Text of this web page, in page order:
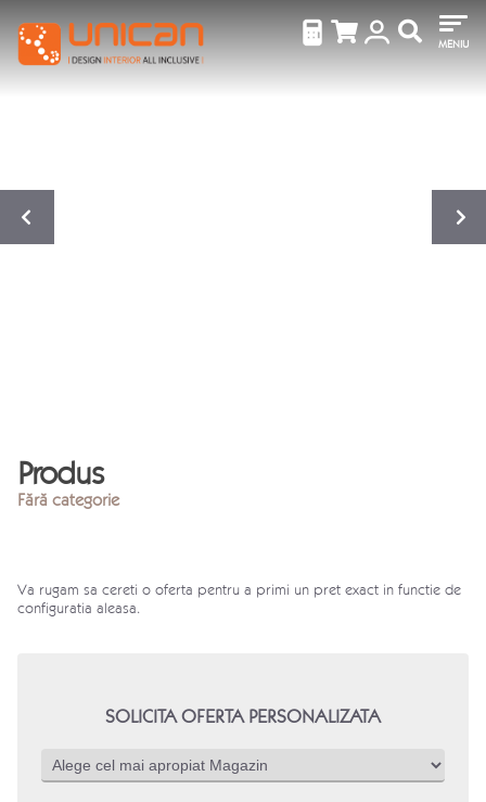
MENIU
Produs
Fără categorie
Va rugam sa cereti o oferta pentru a primi un pret exact in functie de
configuratia aleasa.
SOLICITA OFERTA PERSONALIZATA